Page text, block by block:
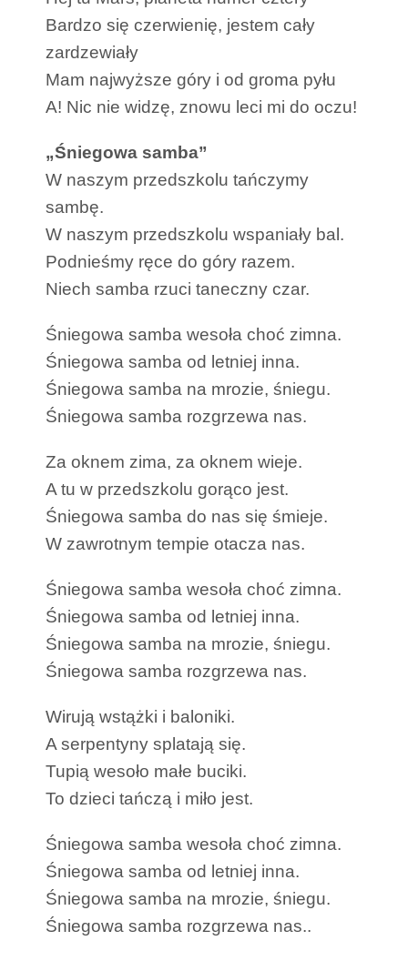
Bardzo się czerwienię, jestem cały
zardzewiały
Mam najwyższe góry i od groma pyłu
A! Nic nie widzę, znowu leci mi do oczu!
„Śniegowa samba”
W naszym przedszkolu tańczymy
sambę.
W naszym przedszkolu wspaniały bal.
Podnieśmy ręce do góry razem.
Niech samba rzuci taneczny czar.
Śniegowa samba wesoła choć zimna.
Śniegowa samba od letniej inna.
Śniegowa samba na mrozie, śniegu.
Śniegowa samba rozgrzewa nas.
Za oknem zima, za oknem wieje.
A tu w przedszkolu gorąco jest.
Śniegowa samba do nas się śmieje.
W zawrotnym tempie otacza nas.
Śniegowa samba wesoła choć zimna.
Śniegowa samba od letniej inna.
Śniegowa samba na mrozie, śniegu.
Śniegowa samba rozgrzewa nas.
Wirują wstążki i baloniki.
A serpentyny splatają się.
Tupią wesoło małe buciki.
To dzieci tańczą i miło jest.
Śniegowa samba wesoła choć zimna.
Śniegowa samba od letniej inna.
Śniegowa samba na mrozie, śniegu.
Śniegowa samba rozgrzewa nas..